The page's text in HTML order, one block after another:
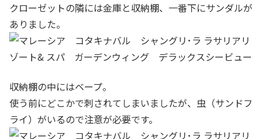
クローゼットの隣には金庫と収納棚、一番下にサンダルが
ありました。
収納棚の中にはベープ。
使う前にどこかで刺されてしまいましたが、虫（サンドフ
ライ）がいるので注意が必要です。